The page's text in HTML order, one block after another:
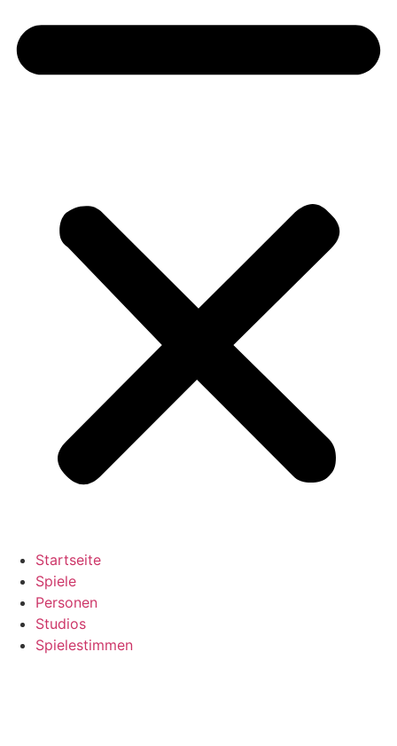
Startseite
Spiele
Personen
Studios
Spielestimmen